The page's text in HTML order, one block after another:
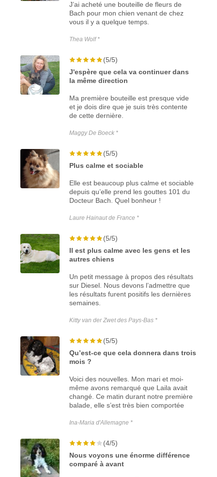
J’ai acheté une bouteille de fleurs de
Bach pour mon chien venant de chez
vous il y a quelque temps.
Thea Wolf *
(5/5)
J'espère que cela va continuer dans
la même direction
Ma première bouteille est presque vide
et je dois dire que je suis très contente
de cette dernière.
Maggy De Boeck *
(5/5)
Plus calme et sociable
Elle est beaucoup plus calme et sociable
depuis qu’elle prend les gouttes 101 du
Docteur Bach. Quel bonheur !
Laure Hainaut de France *
(5/5)
Il est plus calme avec les gens et les
autres chiens
Un petit message à propos des résultats
sur Diesel. Nous devons l’admettre que
les résultats furent positifs les dernières
semaines.
Kitty van der Zwet des Pays-Bas *
(5/5)
Qu’est-ce que cela donnera dans trois
mois ?
Voici des nouvelles. Mon mari et moi-
même avons remarqué que Laila avait
changé. Ce matin durant notre première
balade, elle s’est très bien comportée
Ina-Maria d'Allemagne *
(4/5)
Nous voyons une énorme différence
comparé à avant